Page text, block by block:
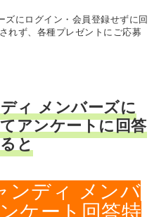
にログイン・会員登録せずに回
れず、各種プレゼントにご応募
ィ メンバーズに
アンケートに回答
と
ンディ メンバ
ケート回答特